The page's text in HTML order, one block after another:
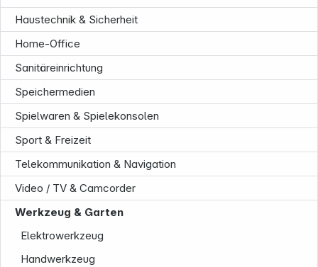
Haustechnik & Sicherheit
Home-Office
Sanitäreinrichtung
Speichermedien
Spielwaren & Spielekonsolen
Sport & Freizeit
Telekommunikation & Navigation
Video / TV & Camcorder
Werkzeug & Garten
Elektrowerkzeug
Handwerkzeug
Unternehmen